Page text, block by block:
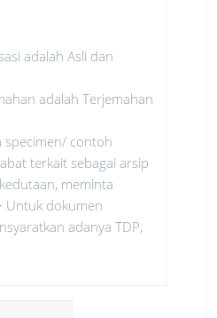
adalah Asli dan
adalah Terjemahan
specimen/ contoh
terkait sebagai arsip
meminta
Untuk dokumen
adanya TDP,